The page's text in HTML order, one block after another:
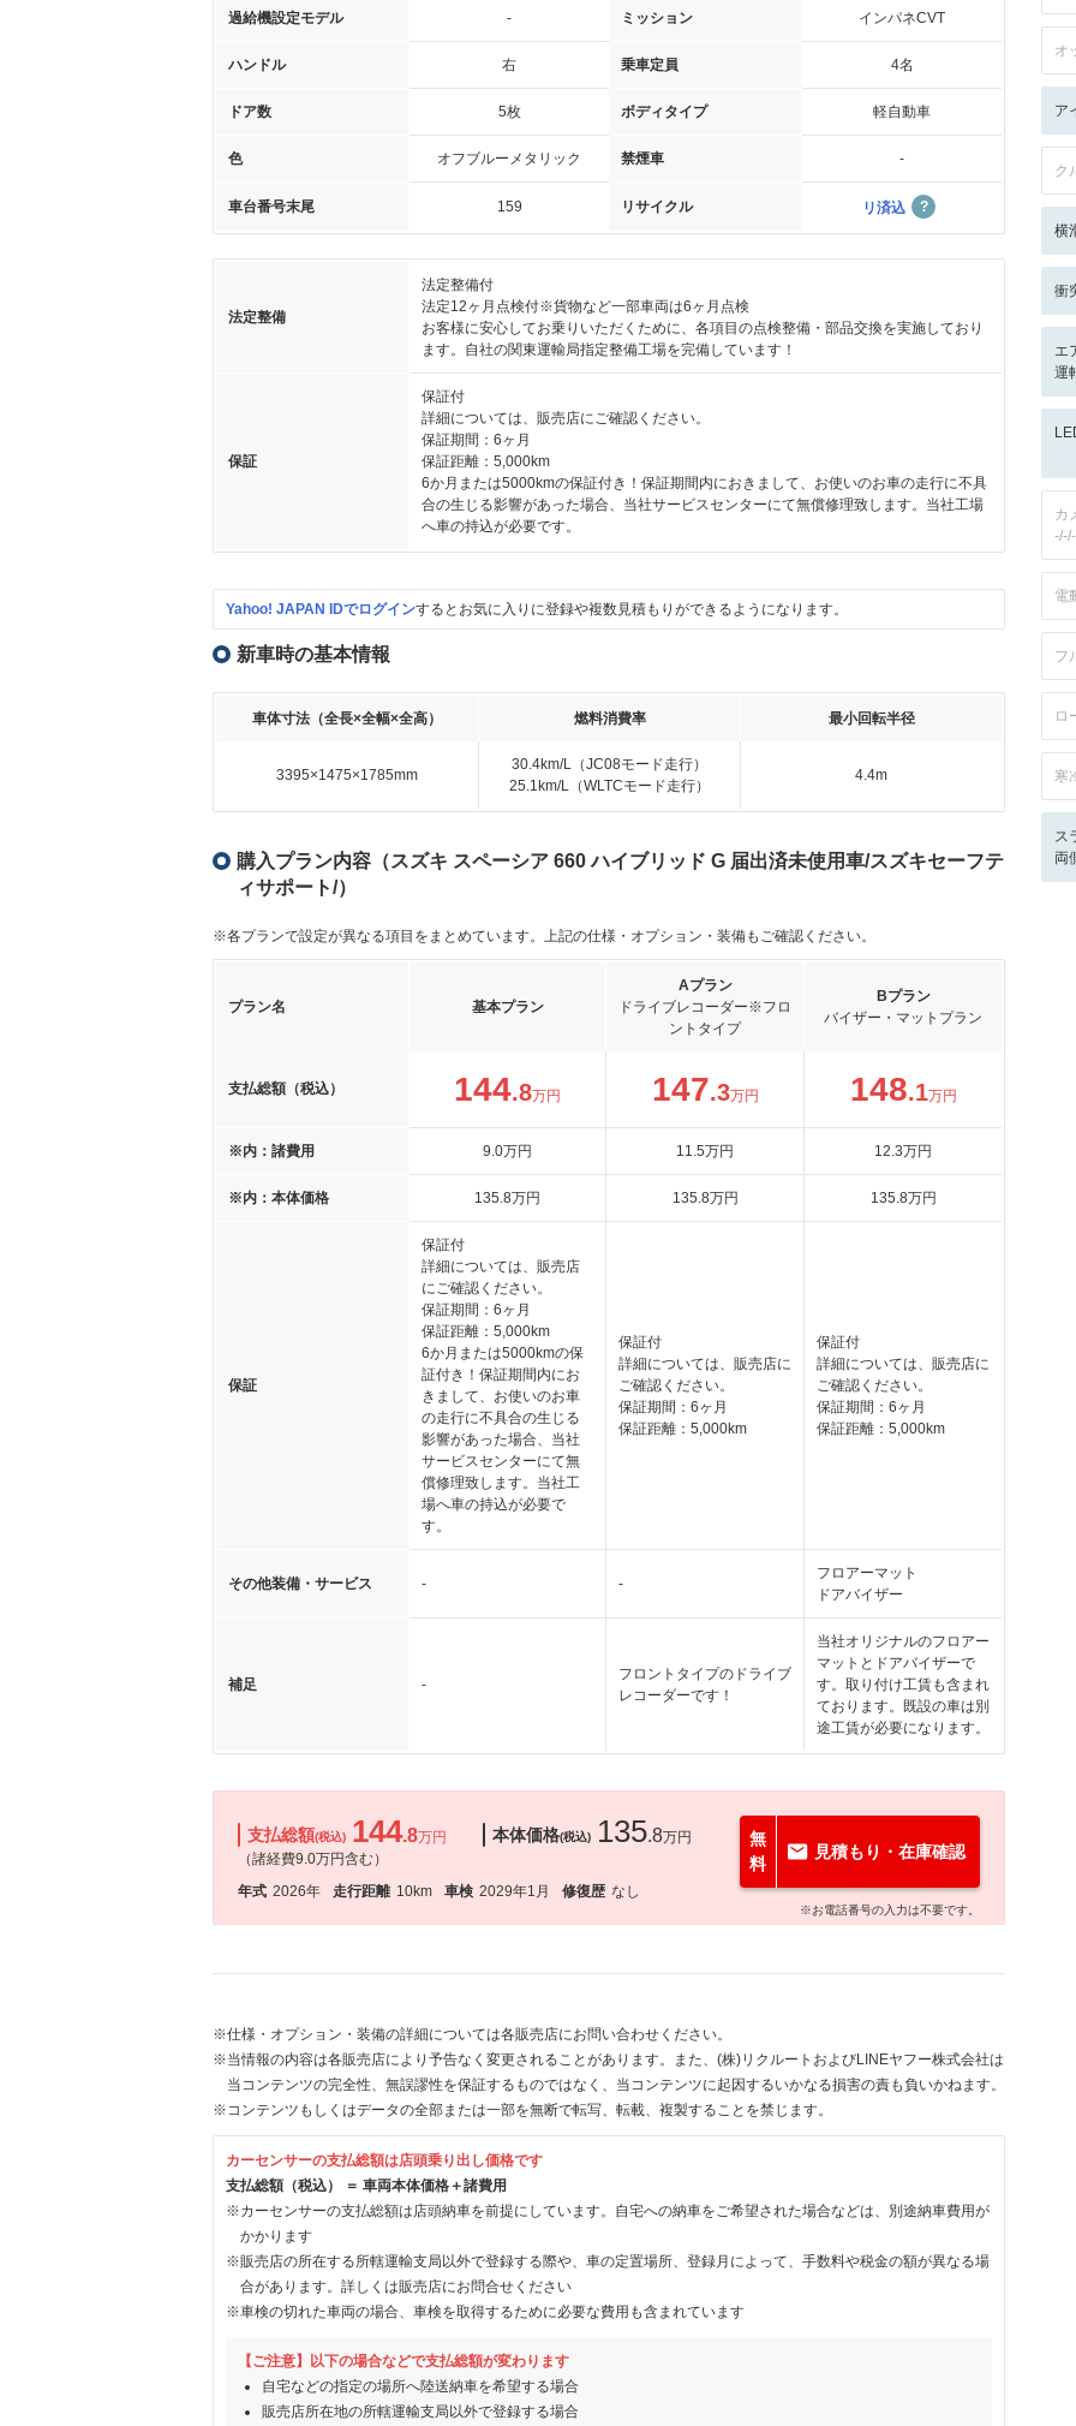
過給機設定モデル - ミッション インパネCVT
ハンドル 右 乗車定員 4名
ドア数 5枚 ボディタイプ 軽自動車
色 オフブルーメタリック 禁煙車 -
車台番号末尾 159 リサイクル リ済込
法定整備
法定整備付
法定12ヶ月点検付※貨物など一部車両は6ヶ月点検
お客様に安心してお乗りいただくために、各項目の点検整備・部品交換を実施しており
ます。自社の関東運輸局指定整備工場を完備しています！
保証
保証付
詳細については、販売店にご確認ください。
保証期間：6ヶ月
保証距離：5,000km
6か月または5000kmの保証付き！保証期間内におきまして、お使いのお車の走行に不具
合の生じる影響があった場合、当社サービスセンターにて無償修理致します。当社工場
へ車の持込が必要です。
Yahoo! JAPAN IDでログインするとお気に入りに登録や複数見積もりができるようになります。
新車時の基本情報
車体寸法（全長×全幅×全高） 燃料消費率 最小回転半径
3395×1475×1785mm
30.4km/L（JC08モード走行）
25.1km/L（WLTCモード走行）
4.4m
購入プラン内容（スズキ スペーシア 660 ハイブリッド G 届出済未使用車/スズキセーフテ
ィサポート/）
※各プランで設定が異なる項目をまとめています。上記の仕様・オプション・装備もご確認ください。
プラン名 基本プラン
Aプラン
ドライブレコーダー※フロ
ントタイプ
Bプラン
バイザー・マットプラン
支払総額（税込） 144.8万円 147.3万円 148.1万円
※内：諸費用 9.0万円 11.5万円 12.3万円
※内：本体価格 135.8万円 135.8万円 135.8万円
保証
保証付
詳細については、販売店
にご確認ください。
保証期間：6ヶ月
保証距離：5,000km
6か月または5000kmの保
証付き！保証期間内にお
きまして、お使いのお車
の走行に不具合の生じる
影響があった場合、当社
サービスセンターにて無
償修理致します。当社工
場へ車の持込が必要で
す。
保証付
詳細については、販売店に
ご確認ください。
保証期間：6ヶ月
保証距離：5,000km
保証付
詳細については、販売店に
ご確認ください。
保証期間：6ヶ月
保証距離：5,000km
その他装備・サービス - -
フロアーマット
ドアバイザー
補足 -
フロントタイプのドライブ
レコーダーです！
当社オリジナルのフロアー
マットとドアバイザーで
す。取り付け工賃も含まれ
ております。既設の車は別
途工賃が必要になります。
支払総額(税込) 144.8万円
（諸経費9.0万円含む）
本体価格(税込) 135.8万円
年式 2026年 走行距離 10km 車検 2029年1月 修復歴 なし
無
料
見積もり・在庫確認
※お電話番号の入力は不要です。
※仕様・オプション・装備の詳細については各販売店にお問い合わせください。
※当情報の内容は各販売店により予告なく変更されることがあります。また、(株)リクルートおよびLINEヤフー株式会社は
当コンテンツの完全性、無誤謬性を保証するものではなく、当コンテンツに起因するいかなる損害の責も負いかねます。
※コンテンツもしくはデータの全部または一部を無断で転写、転載、複製することを禁じます。
カーセンサーの支払総額は店頭乗り出し価格です
支払総額（税込） ＝ 車両本体価格＋諸費用
※カーセンサーの支払総額は店頭納車を前提にしています。自宅への納車をご希望された場合などは、別途納車費用が
かかります
※販売店の所在する所轄運輸支局以外で登録する際や、車の定置場所、登録月によって、手数料や税金の額が異なる場
合があります。詳しくは販売店にお問合せください
※車検の切れた車両の場合、車検を取得するために必要な費用も含まれています
【ご注意】以下の場合などで支払総額が変わります
自宅などの指定の場所へ陸送納車を希望する場合
販売店所在地の所轄運輸支局以外で登録する場合
オ
ア
ク
横
衝
エ
運
カ
電
フ
ロ
寒
ス
両